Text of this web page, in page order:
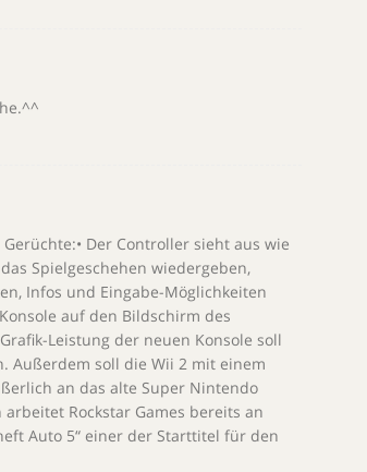
Der Controller sieht aus wie
Spielgeschehen wiedergeben,
Infos und Eingabe-Möglichkeiten
auf den Bildschirm des
Leistung der neuen Konsole soll
Außerdem soll die Wii 2 mit einem
an das alte Super Nintendo
Rockstar Games bereits an
Auto 5“ einer der Starttitel für den